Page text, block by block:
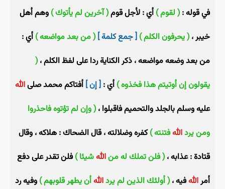
في قوله : ( لقوم ) أي : لأجل قوم( آخرين لم يأتوك ) وهم أهل
خيبر ، ( يحرفون الكلم ) [ جمع كلمة ] ( من بعد مواضعه ) أي :
من بعد وضعه مواضعه ، ذكر الكناية ردا على لفظ الكلم ، (
يقولون إن أوتيتم هذا فخذوه ) أي : [ إن ] أفتاكم محمد صلىالله
عليه وسلم بالجلد والتحميم فاقبلوا ، ( وإن لم تؤتوه فاحذروا
ومن يرداللهفتنته )كفره وضلالته ، قال الضحاك : هلاكه ، وقال
قتادة : عذابه ، ( فلن تملك له مناللهشيئا )فلن تقدر على دفع
أمراللهفيه ، ( أولئك الذين لم يرداللهأن يطهر قلوبهم ) وفيه رد